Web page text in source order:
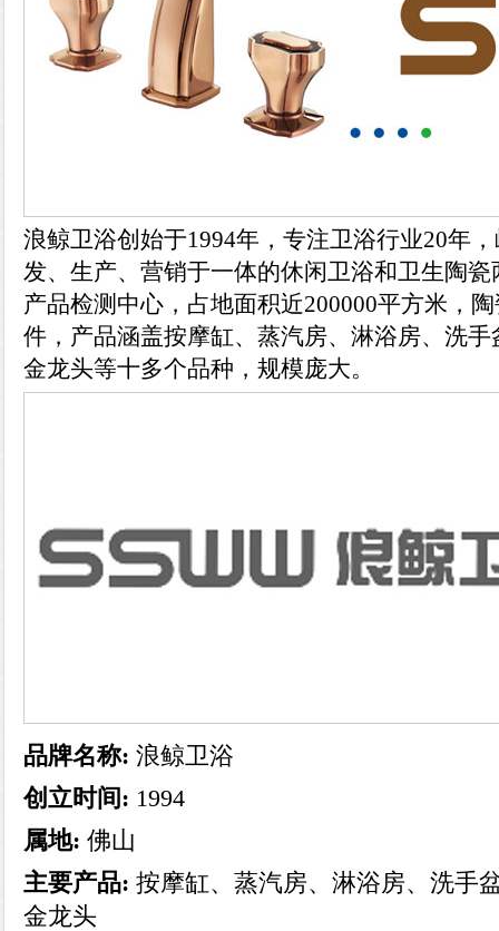
浪鲸卫浴创始于1994年，专注卫浴行业20年
发、生产、营销于一体的休闲卫浴和卫生陶
产品检测中心，占地面积近200000平方米，
件，产品涵盖按摩缸、蒸汽房、淋浴房、洗
金龙头等十多个品种，规模庞大。
品牌名称: 浪鲸卫浴
创立时间: 1994
属地: 佛山
主要产品: 按摩缸、蒸汽房、淋浴房、洗手
金龙头